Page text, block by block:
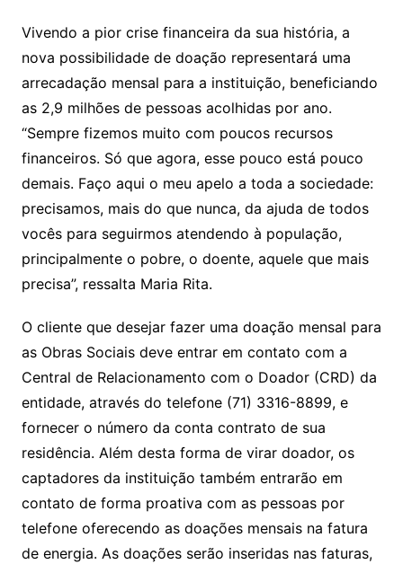
Vivendo a pior crise financeira da sua história, a
nova possibilidade de doação representará uma
arrecadação mensal para a instituição, beneficiando
as 2,9 milhões de pessoas acolhidas por ano.
“Sempre fizemos muito com poucos recursos
financeiros. Só que agora, esse pouco está pouco
demais. Faço aqui o meu apelo a toda a sociedade:
precisamos, mais do que nunca, da ajuda de todos
vocês para seguirmos atendendo à população,
principalmente o pobre, o doente, aquele que mais
precisa”, ressalta Maria Rita.
O cliente que desejar fazer uma doação mensal para
as Obras Sociais deve entrar em contato com a
Central de Relacionamento com o Doador (CRD) da
entidade, através do telefone (71) 3316-8899, e
fornecer o número da conta contrato de sua
residência. Além desta forma de virar doador, os
captadores da instituição também entrarão em
contato de forma proativa com as pessoas por
telefone oferecendo as doações mensais na fatura
de energia. As doações serão inseridas nas faturas,